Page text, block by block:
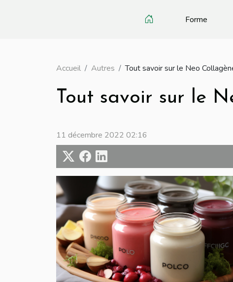
Forme
Accueil Autres Tout savoir sur le Neo
Tout savoir sur le
11 décembre 2022 02:16